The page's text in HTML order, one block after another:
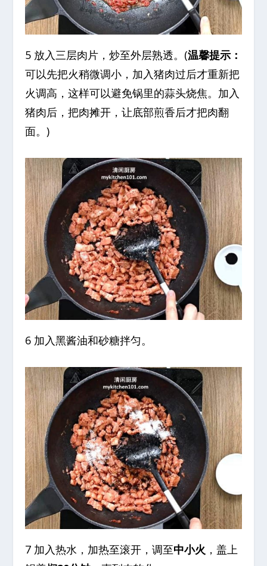
5 放入三层肉片，炒至外层熟透。(温馨提示：
可以先把火稍微调小，加入猪肉过后才重新把
火调高，这样可以避免锅里的蒜头烧焦。加入
猪肉后，把肉摊开，让底部煎香后才把肉翻
面。)
6 加入黑酱油和砂糖拌匀。
7 加入热水，加热至滚开，调至中小火 ，盖上